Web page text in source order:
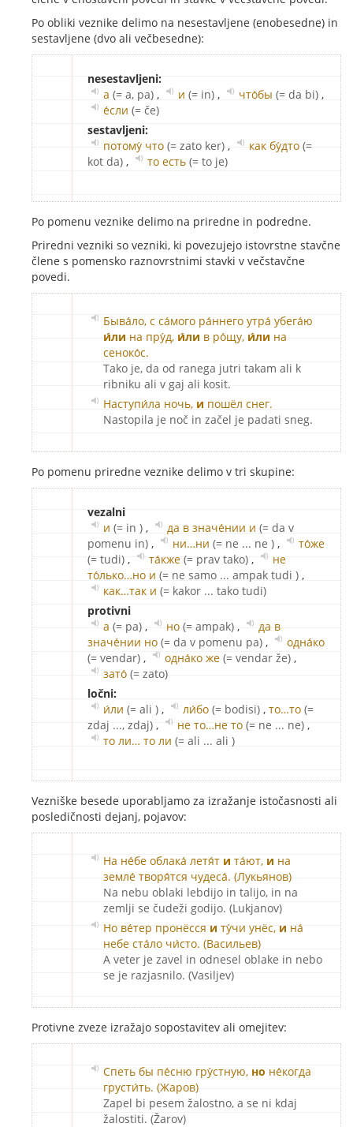
Po obliki veznike delimo na nesestavljene (enobesedne) in
sestavljene (dvo ali večbesedne):
nesestavljeni:
а (= a, pa) , и (= in) , что́бы (= da bi) ,
е́сли (= če)
sestavljeni:
потому́ что (= zato ker) , как бу́дто (=
kot da) , то есть (= to je)
Po pomenu veznike delimo na priredne in podredne.
Priredni vezniki so vezniki, ki povezujejo istovrstne stavčne
člene s pomensko raznovrstnimi stavki v večstavčne
povedi.
Быва́ло, с са́мого ра́ннего утра́ убега́ю
и́ли на пру́д, и́ли в ро́щу, и́ли на
сеноко́с.
Tako je, da od ranega jutri takam ali k
ribniku ali v gaj ali kosit.
Наступи́ла ночь, и пошёл снег.
Nastopila je noč in začel je padati sneg.
Po pomenu priredne veznike delimo v tri skupine:
vezalni
и (= in ) , да в значе́нии и (= da v
pomenu in) , ни…ни (= ne ... ne ) ,
то́же
(= tudi) , та́кже (= prav tako) ,
не
то́лько…но и (= ne samo ... ampak tudi ) ,
как…так и (= kakor ... tako tudi)
protivni
а (= pa) , но (= ampak) ,
да в
значе́нии но (= da v pomenu pa) ,
одна́ко
(= vendar) , одна́ко же (= vendar že) ,
зато́ (= zato)
ločni:
и́ли (= ali ) , ли́бо (= bodisi) , то…то (=
zdaj ..., zdaj) , не то…не то (= ne ... ne) ,
то ли… то ли (= ali ... ali )
Vezniške besede uporabljamo za izražanje istočasnosti ali
posledičnosti dejanj, pojavov:
На не́бе облака́ летя́т и та́ют, и на
земле́ творя́тся чудеса́. (Лукьянов)
Na nebu oblaki lebdijo in talijo, in na
zemlji se čudeži godijo. (Lukjanov)
Но ве́тер пронёсся и ту́чи унёс, и на́
небе ста́ло чи́сто. (Васильев)
A veter je zavel in odnesel oblake in nebo
se je razjasnilo. (Vasiljev)
Protivne zveze izražajo sopostavitev ali omejitev:
Спеть бы пе́сню гру́стную, но не́когда
грусти́ть. (Жаров)
Zapel bi pesem žalostno, a se ni kdaj
žalostiti. (Žarov)